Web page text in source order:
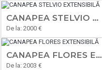
CANAPEA STELVIO EXTENSIBILĂ
De la: 2000 €
CANAPEA FLORES EXTENSIBILĂ
De la: 2003 €